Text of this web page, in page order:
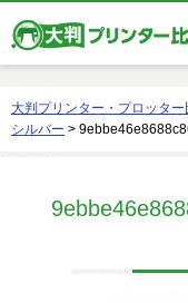
大判プリンター・プロッタ
シルバー >